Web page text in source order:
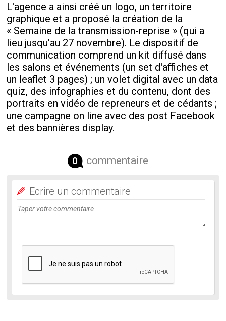
L'agence a ainsi créé un logo, un territoire
graphique et a proposé la création de la
« Semaine de la transmission-reprise » (qui a
lieu jusqu’au 27 novembre). Le dispositif de
communication comprend un kit diffusé dans
les salons et événements (un set d'affiches et
un leaflet 3 pages) ; un volet digital avec un data
quiz, des infographies et du contenu, dont des
portraits en vidéo de repreneurs et de cédants ;
une campagne on line avec des post Facebook
et des bannières display.
0 commentaire
Ecrire un commentaire